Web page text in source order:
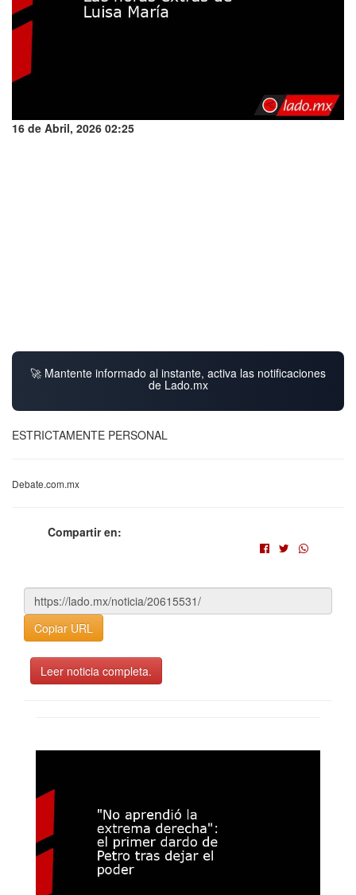
16 de Abril, 2026 02:25
🚀 Mantente informado al instante, activa las notificaciones
de Lado.mx
ESTRICTAMENTE PERSONAL
Debate.com.mx
Compartir en:
Copiar URL
Leer noticia completa.